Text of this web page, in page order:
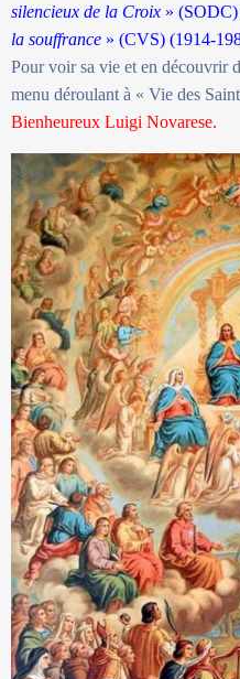
silencieux de la Croix » (SODC)
la souffrance » (CVS) (1914-
Pour voir sa vie et en découvrir
menu déroulant à « Vie des
Bienheureux Luigi Novarese.